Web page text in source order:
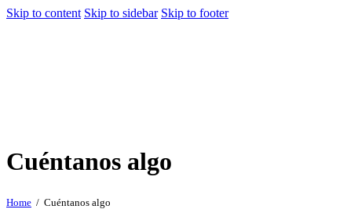
Skip to content Skip to sidebar Skip to footer
Cuéntanos algo
Home Cuéntanos algo